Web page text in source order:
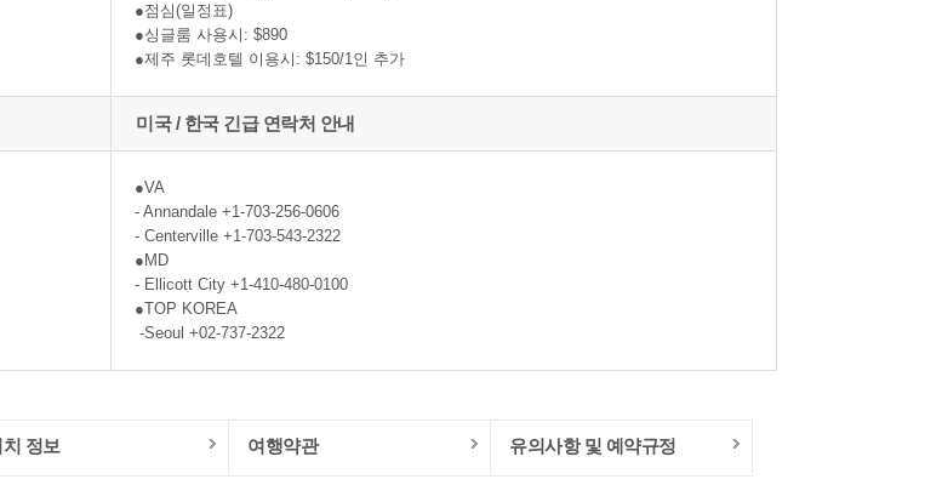
●점심(일정표)
●싱글룸 사용시: $890
●제주 롯데호텔 이용시: $150/1인 추가
미국 / 한국 긴급 연락처 안내
●VA
- Annandale +1-703-256-0606
- Centerville +1-703-543-2322
●MD
- Ellicott City +1-410-480-0100
●TOP KOREA
-Seoul +02-737-2322
치 정보 여행약관 유의사항 및 예약규정